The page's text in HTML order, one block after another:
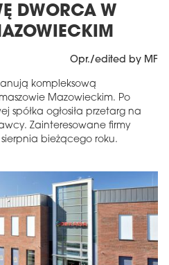
DWORCA W
Opr./edited by MF
kompleksową
Mazowieckim. Po
spółka ogłosiła przetarg na
Zainteresowane firmy
bieżącego roku.